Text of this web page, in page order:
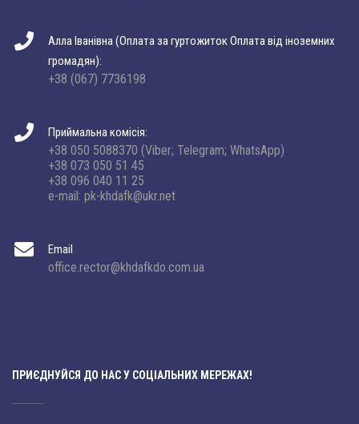
Алла Іванівна (Оплата за гуртожиток Оплата від іноземних
громадян):
+38 (067) 7736198
Приймальна комісія:
+38 050 5088370 (Viber; Telegram; WhatsApp)
+38 073 050 51 45
+38 096 040 11 25
e-mail: pk-khdafk@ukr.net
Email
office.rector@khdafkdo.com.ua
ПРИЄДНУЙСЯ ДО НАС У СОЦІАЛЬНИХ МЕРЕЖАХ!